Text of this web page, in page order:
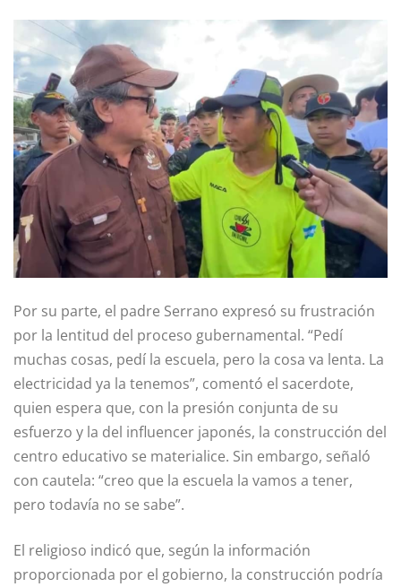
Por su parte, el padre Serrano expresó su frustración
por la lentitud del proceso gubernamental. “Pedí
muchas cosas, pedí la escuela, pero la cosa va lenta. La
electricidad ya la tenemos”, comentó el sacerdote,
quien espera que, con la presión conjunta de su
esfuerzo y la del influencer japonés, la construcción del
centro educativo se materialice. Sin embargo, señaló
con cautela: “creo que la escuela la vamos a tener,
pero todavía no se sabe”.
El religioso indicó que, según la información
proporcionada por el gobierno, la construcción podría